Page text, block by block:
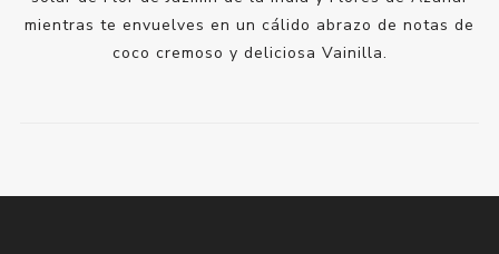
mientras te envuelves en un cálido abrazo de notas de
coco cremoso y deliciosa Vainilla.